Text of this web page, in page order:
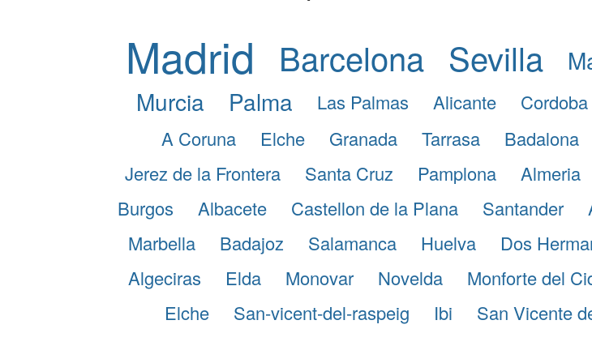
Madrid Barcelona Sevilla
Murcia
Palma Las Palmas Alicante Cordoba
A Coruna
Elche Granada Tarrasa Badalona
Jerez de la Frontera
Santa Cruz Pamplona Almeria
Burgos
Albacete Castellon de la Plana Santander
Marbella
Badajoz Salamanca Huelva Dos
Algeciras
Elda Monovar Novelda Monforte del
Elche
San-vicent-del-raspeig Ibi San Vicente